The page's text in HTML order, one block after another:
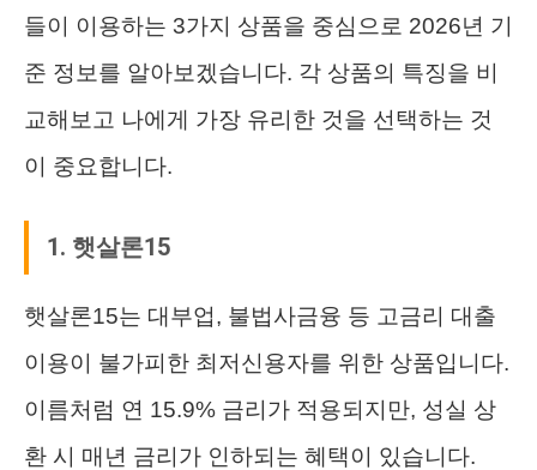
들이 이용하는 3가지 상품을 중심으로 2026년 기
준 정보를 알아보겠습니다. 각 상품의 특징을 비
교해보고 나에게 가장 유리한 것을 선택하는 것
이 중요합니다.
1. 햇살론15
햇살론15는 대부업, 불법사금융 등 고금리 대출
이용이 불가피한 최저신용자를 위한 상품입니다.
이름처럼 연 15.9% 금리가 적용되지만, 성실 상
환 시 매년 금리가 인하되는 혜택이 있습니다.